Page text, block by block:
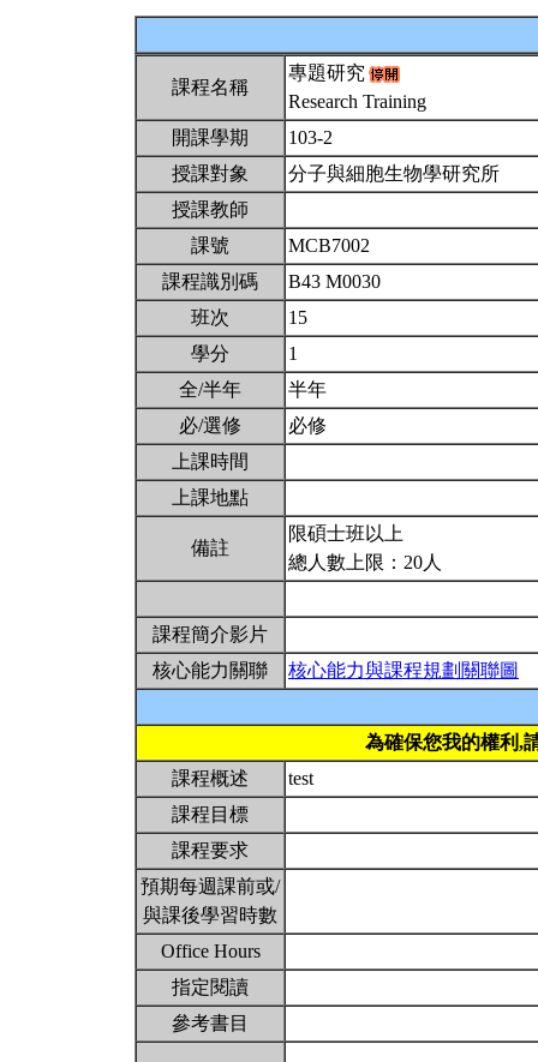
課程名稱
專題研究
Research Training
開課學期
103-2
授課對象
分子與細胞生物學研究所
授課教師
課號
MCB7002
課程識別碼
B43 M0030
班次
15
學分
1
全/半年
半年
必/選修
必修
上課時間
上課地點
備註
限碩士班以上
總人數上限：20人
課程簡介影片
核心能力關聯
核心能力與課程規劃關聯圖
為確保您我的權利,
課程概述
test
課程目標
課程要求
預期每週課前或/
與課後學習時數
Office Hours
指定閱讀
參考書目